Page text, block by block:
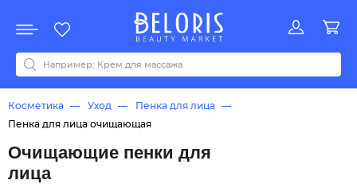
Акции
Все бренды
0-9ABCDEFGHIJKLMNOPQRSTUVWYZАБВДЗИМОКЛНПРСТУФ
Косметика Уход
Пенка для лица
Пенка для лица очищающая
Очищающие пенки для
лица